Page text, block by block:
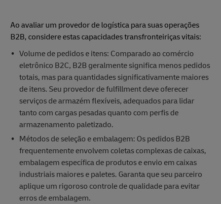
Ao avaliar um provedor de logística para suas operações
B2B, considere estas capacidades transfronteiriças vitais:
Volume de pedidos e itens: Comparado ao comércio
eletrônico B2C, B2B geralmente significa menos pedidos
totais, mas para quantidades significativamente maiores
de itens. Seu provedor de fulfillment deve oferecer
serviços de armazém flexíveis, adequados para lidar
tanto com cargas pesadas quanto com perfis de
armazenamento paletizado.
Métodos de seleção e embalagem: Os pedidos B2B
frequentemente envolvem coletas complexas de caixas,
embalagem específica de produtos e envio em caixas
industriais maiores e paletes. Garanta que seu parceiro
aplique um rigoroso controle de qualidade para evitar
erros de embalagem.